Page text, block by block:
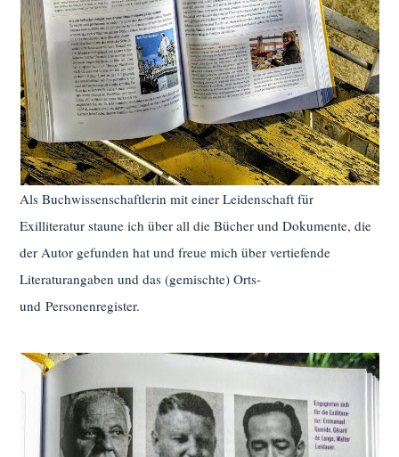
Als Buchwissenschaftlerin mit einer Leidenschaft für
Exilliteratur staune ich über all die Bücher und Dokumente, die
der Autor gefunden hat und freue mich über vertiefende
Literaturangaben und das (gemischte) Orts-
und Personenregister.